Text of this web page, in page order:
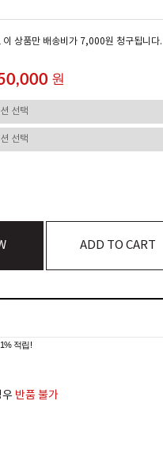
이 상품만 배송비가 7,000원 청구됩니다.
원
ADD TO CART
적립!
우 반품 불가